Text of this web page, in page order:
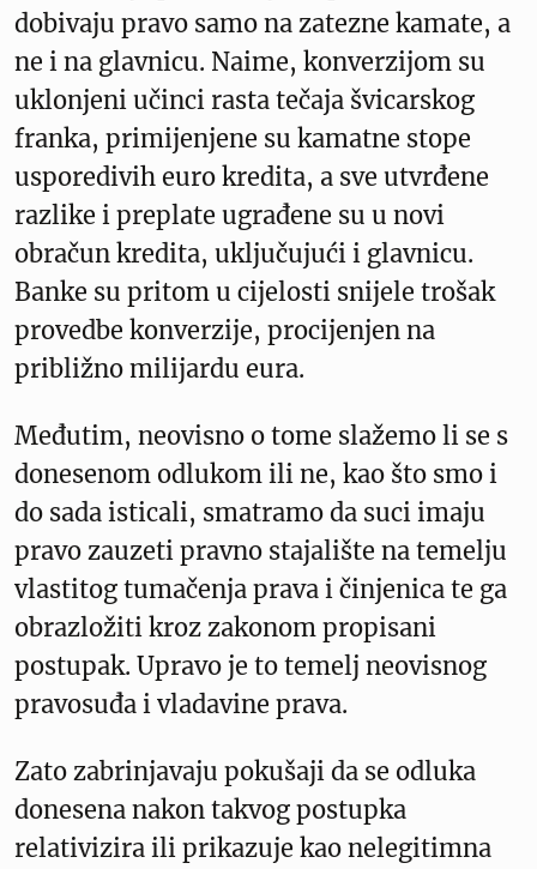
dobivaju pravo samo na zatezne kamate, a
ne i na glavnicu. Naime, konverzijom su
uklonjeni učinci rasta tečaja švicarskog
franka, primijenjene su kamatne stope
usporedivih euro kredita, a sve utvrđene
razlike i preplate ugrađene su u novi
obračun kredita, uključujući i glavnicu.
Banke su pritom u cijelosti snijele trošak
provedbe konverzije, procijenjen na
približno milijardu eura.
Međutim, neovisno o tome slažemo li se s
donesenom odlukom ili ne, kao što smo i
do sada isticali, smatramo da suci imaju
pravo zauzeti pravno stajalište na temelju
vlastitog tumačenja prava i činjenica te ga
obrazložiti kroz zakonom propisani
postupak. Upravo je to temelj neovisnog
pravosuđa i vladavine prava.
Zato zabrinjavaju pokušaji da se odluka
donesena nakon takvog postupka
relativizira ili prikazuje kao nelegitimna